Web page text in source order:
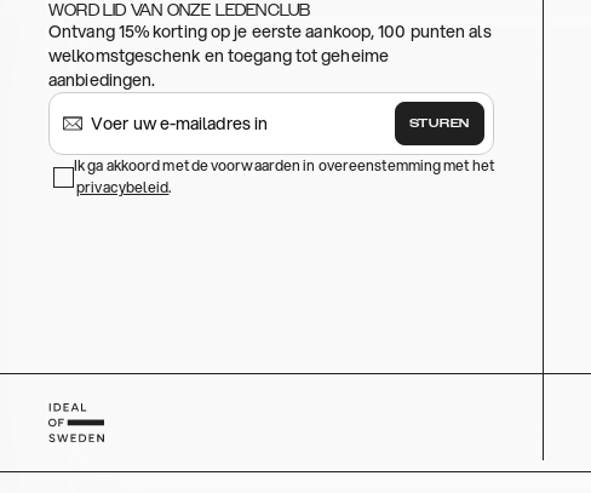
WORD LID VAN ONZE LEDENCLUB
Ontvang 15% korting op je eerste aankoop, 100 punten als
welkomstgeschenk en toegang tot geheime
aanbiedingen.
STUREN
Ik ga akkoord met de voorwaarden in overeenstemming met het
privacybeleid.